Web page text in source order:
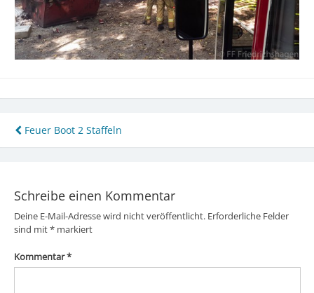
Beitragsnavigation
Feuer Boot 2 Staffeln
Schreibe einen Kommentar
Deine E-Mail-Adresse wird nicht veröffentlicht. Erforderliche Felder
sind mit*markiert
Kommentar*